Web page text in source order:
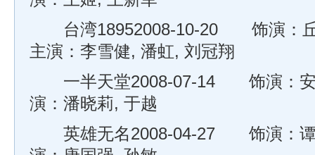
台湾18952008-10-20 饰演：
主演：李雪健, 潘虹, 刘冠翔
一半天堂2008-07-14 饰演：安
演：潘晓莉, 于越
英雄无名2008-04-27 饰演：谭